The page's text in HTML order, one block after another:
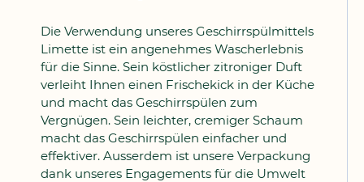
Die Verwendung unseres Geschirrspülmittels
Limette ist ein angenehmes Wascherlebnis
für die Sinne. Sein köstlicher zitroniger Duft
verleiht Ihnen einen Frischekick in der Küche
und macht das Geschirrspülen zum
Vergnügen. Sein leichter, cremiger Schaum
macht das Geschirrspülen einfacher und
effektiver. Ausserdem ist unsere Verpackung
dank unseres Engagements für die Umwelt